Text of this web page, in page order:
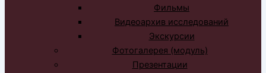
Фильмы
Видеоархив исследований
Экскурсии
Фотогалерея (модуль)
Презентации